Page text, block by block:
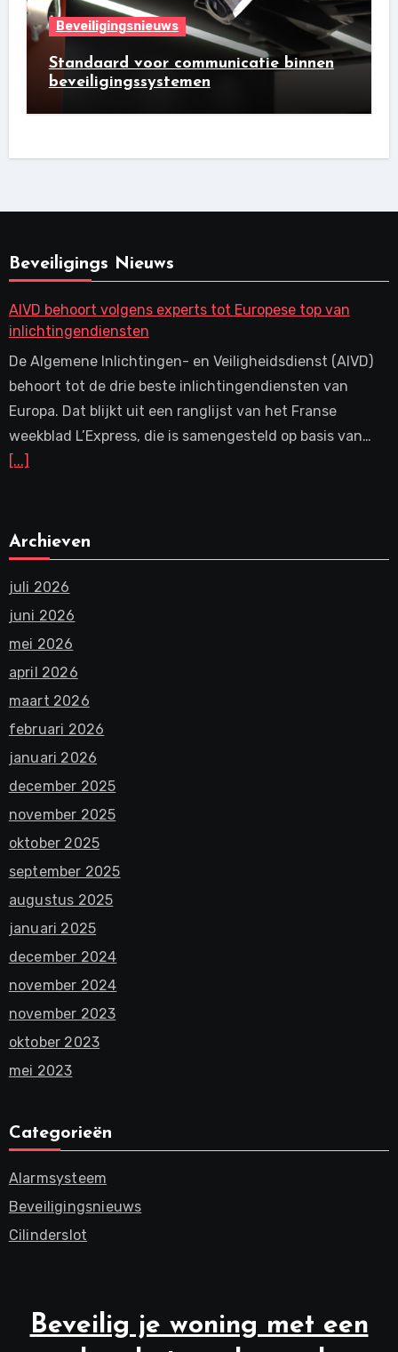
Beveiligingsnieuws
Standaard voor communicatie binnen
beveiligingssystemen
Beveiligings Nieuws
AIVD behoort volgens experts tot Europese top van
inlichtingendiensten
De Algemene Inlichtingen- en Veiligheidsdienst (AIVD)
behoort tot de drie beste inlichtingendiensten van
Europa. Dat blijkt uit een ranglijst van het Franse
weekblad L’Express, die is samengesteld op basis van…
[...]
Archieven
juli 2026
juni 2026
mei 2026
april 2026
maart 2026
februari 2026
januari 2026
december 2025
november 2025
oktober 2025
september 2025
augustus 2025
januari 2025
december 2024
november 2024
november 2023
oktober 2023
mei 2023
Categorieën
Alarmsysteem
Beveiligingsnieuws
Cilinderslot
Beveilig je woning met een